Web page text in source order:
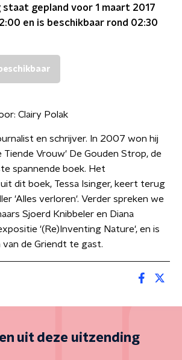
staat gepland voor 1 maart 2017
en is beschikbaar rond 02:30
Clairy Polak
en schrijver. In 2007 won hij
Tiende Vrouw' De Gouden Strop, de
spannende boek. Het
dit boek, Tessa Isinger, keert terug
'Alles verloren'. Verder spreken we
Sjoerd Knibbeler en Diana
'(Re)Inventing Nature', en is
de Griendt te gast.
uit deze uitzending